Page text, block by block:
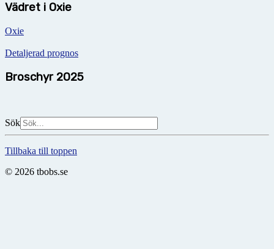
Vädret i Oxie
Oxie
Detaljerad prognos
Broschyr 2025
Sök
Tillbaka till toppen
© 2026 tbobs.se